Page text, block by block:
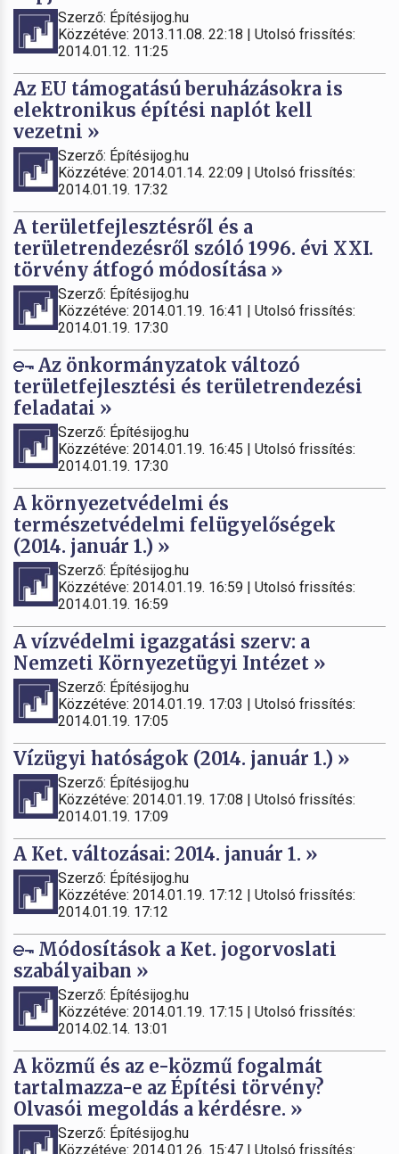
Szerző: Építésijog.hu
Közzétéve: 2013.11.08. 22:18 | Utolsó frissítés:
2014.01.12. 11:25
Az EU támogatású beruházásokra is
elektronikus építési naplót kell
vezetni »
Szerző: Építésijog.hu
Közzétéve: 2014.01.14. 22:09 | Utolsó frissítés:
2014.01.19. 17:32
A területfejlesztésről és a
területrendezésről szóló 1996. évi XXI.
törvény átfogó módosítása »
Szerző: Építésijog.hu
Közzétéve: 2014.01.19. 16:41 | Utolsó frissítés:
2014.01.19. 17:30
Az önkormányzatok változó
területfejlesztési és területrendezési
feladatai »
Szerző: Építésijog.hu
Közzétéve: 2014.01.19. 16:45 | Utolsó frissítés:
2014.01.19. 17:30
A környezetvédelmi és
természetvédelmi felügyelőségek
(2014. január 1.) »
Szerző: Építésijog.hu
Közzétéve: 2014.01.19. 16:59 | Utolsó frissítés:
2014.01.19. 16:59
A vízvédelmi igazgatási szerv: a
Nemzeti Környezetügyi Intézet »
Szerző: Építésijog.hu
Közzétéve: 2014.01.19. 17:03 | Utolsó frissítés:
2014.01.19. 17:05
Vízügyi hatóságok (2014. január 1.) »
Szerző: Építésijog.hu
Közzétéve: 2014.01.19. 17:08 | Utolsó frissítés:
2014.01.19. 17:09
A Ket. változásai: 2014. január 1. »
Szerző: Építésijog.hu
Közzétéve: 2014.01.19. 17:12 | Utolsó frissítés:
2014.01.19. 17:12
Módosítások a Ket. jogorvoslati
szabályaiban »
Szerző: Építésijog.hu
Közzétéve: 2014.01.19. 17:15 | Utolsó frissítés:
2014.02.14. 13:01
A közmű és az e-közmű fogalmát
tartalmazza-e az Építési törvény?
Olvasói megoldás a kérdésre. »
Szerző: Építésijog.hu
Közzétéve: 2014.01.26. 15:47 | Utolsó frissítés: